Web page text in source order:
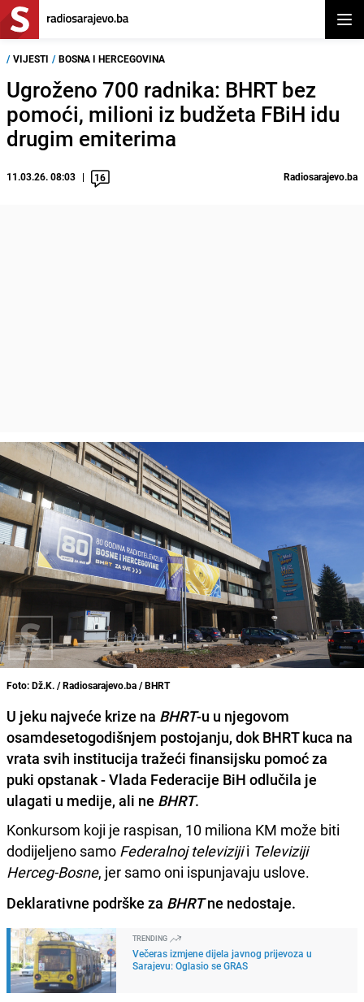
/ VIJESTI / BOSNA I HERCEGOVINA
Ugroženo 700 radnika: BHRT bez
pomoći, milioni iz budžeta FBiH idu
drugim emiterima
11.03.26. 08:03 16 Radiosarajevo.ba
Foto: Dž.K. / Radiosarajevo.ba / BHRT
U jeku najveće krize na BHRT-u u njegovom
osamdesetogodišnjem postojanju, dok BHRT kuca na
vrata svih institucija tražeći finansijsku pomoć za
puki opstanak - Vlada Federacije BiH odlučila je
ulagati u medije, ali ne BHRT.
Konkursom koji je raspisan, 10 miliona KM može biti
dodijeljeno samo Federalnoj televizijii Televiziji
Herceg-Bosne, jer samo oni ispunjavaju uslove.
Deklarativne podrške za BHRTne nedostaje.
TRENDING
Večeras izmjene dijela javnog prijevoza u
Sarajevu: Oglasio se GRAS